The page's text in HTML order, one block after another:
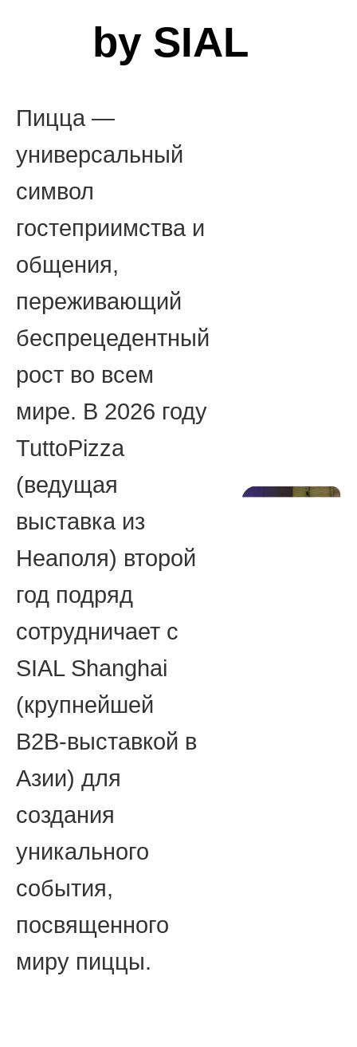
by SIAL
Пицца —
универсальный
символ
гостеприимства и
общения,
переживающий
беспрецедентный
рост во всем
мире. В 2026 году
TuttoPizza
(ведущая
выставка из
Неаполя) второй
год подряд
сотрудничает с
SIAL Shanghai
(крупнейшей
B2B-выставкой в
Азии) для
создания
уникального
события,
посвященного
миру пиццы.